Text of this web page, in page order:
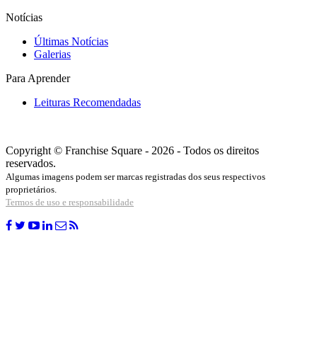
Notícias
Últimas Notícias
Galerias
Para Aprender
Leituras Recomendadas
Copyright © Franchise Square - 2026 - Todos os direitos
reservados.
Algumas imagens podem ser marcas registradas dos seus respectivos
proprietários.
Termos de uso e responsabilidade